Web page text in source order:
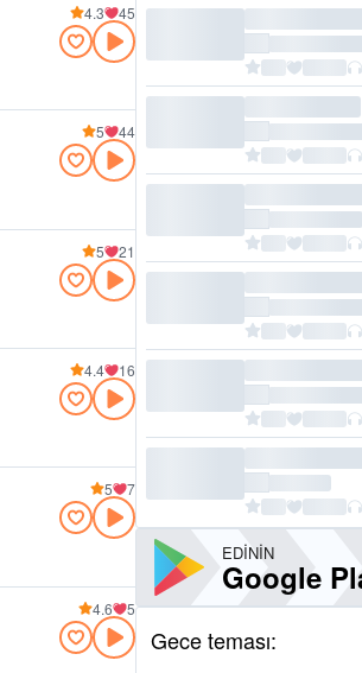
4.3 45
5 44
5 21
4.4 16
5 7
4.6 5
EDININ
Google
Gece teması: